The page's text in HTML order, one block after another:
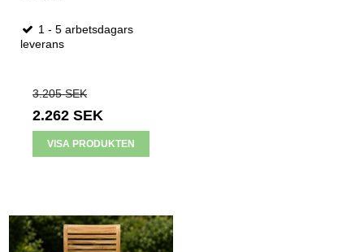
1 - 5 arbetsdagars
leverans
3.205 SEK
2.262 SEK
VISA PRODUKTEN